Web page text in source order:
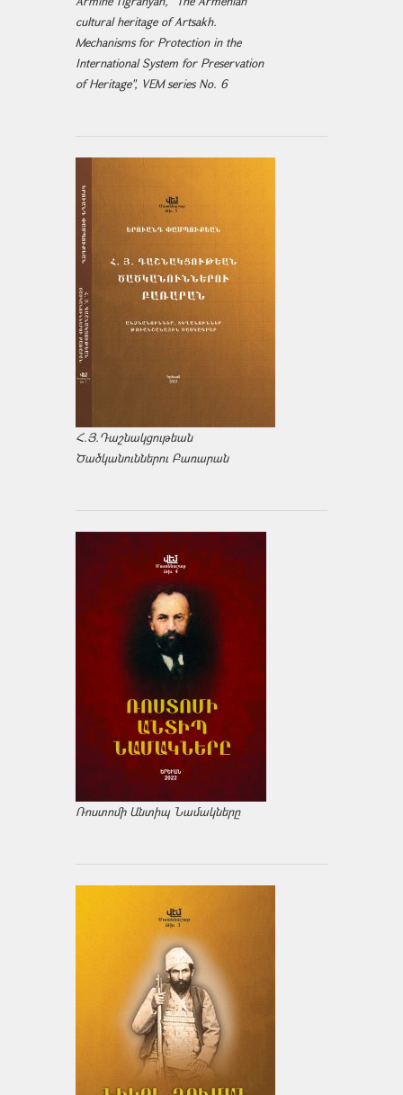
cultural heritage of Artsakh.
Mechanisms for Protection in the
International System for Preservation
of Heritage", VEM series No. 6
Հ.Յ.Դաշնակցութեան
Ծածկանուններու Բառարան
Ռոստոմի Անտիպ Նամակները